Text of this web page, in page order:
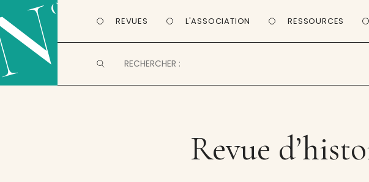
REVUES L'ASSOCIATION RESSOURCES
Revue